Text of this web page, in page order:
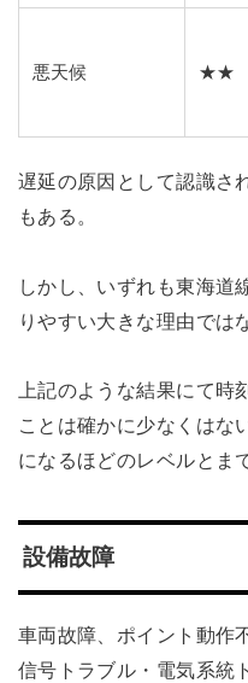
悪天候 ★★
遅延の原因として認識さ
もある。
しかし、いずれも東海道
りやすい大きな理由では
上記のような結果にて時
ことは確かに少なくはな
になるほどのレベルとま
設備故障
車両故障、ポイント動作
信号トラブル・電気系統